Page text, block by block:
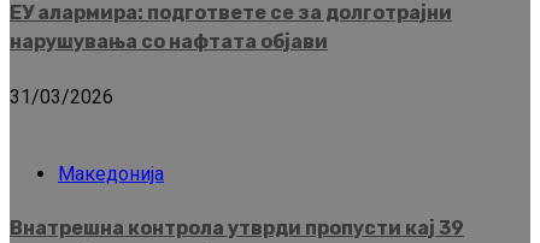
ЕУ алармира: подгответе се за долготрајни
нарушувања со нафтата објави
31/03/2026
Македонија
Внатрешна контрола утврди пропусти кај 39